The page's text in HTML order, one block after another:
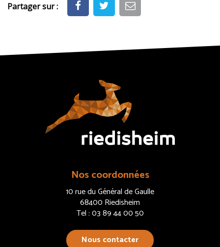
Partager sur :
Nos coordonnées
10 rue du Général de Gaulle
68400 Riedisheim
Tel : 03 89 44 00 50
Nous contacter